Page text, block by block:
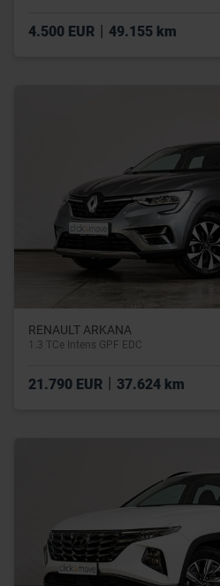
4.500 EUR | 49.155 km
RENAULT ARKANA
1.3 TCe Intens GPF EDC
21.790 EUR 37.624 km